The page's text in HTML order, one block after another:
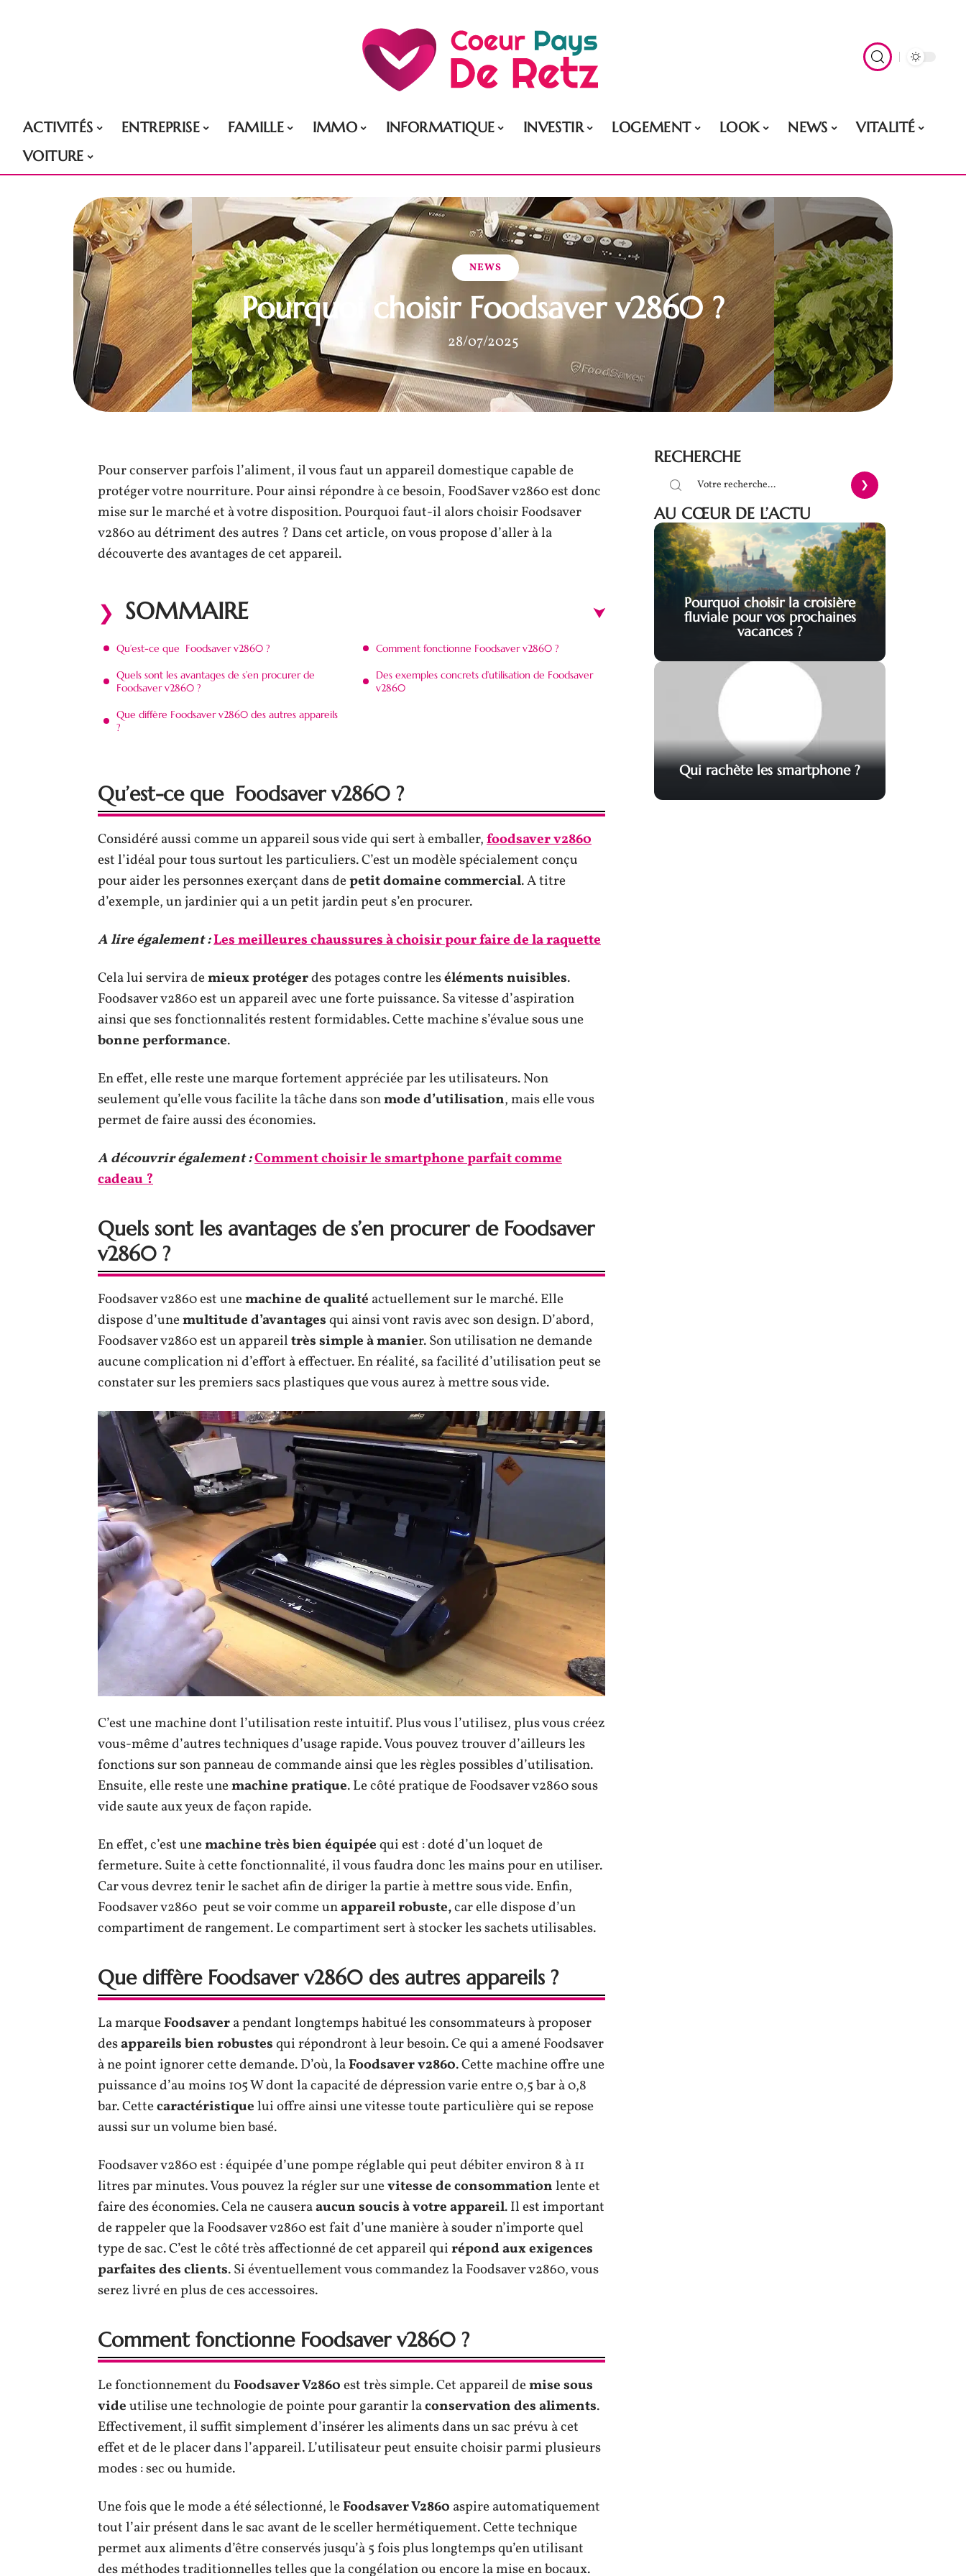
ACTIVITÉS ENTREPRISE FAMILLE IMMO INFORMATIQUE INVESTIR LOGEMENT LOOK NEWS
VITALITÉ
VOITURE
NEWS
Pourquoi choisir Foodsaver v2860 ?
28/07/2025
Pour conserver parfois l’aliment, il vous faut un appareil domestique capable de
protéger votre nourriture. Pour ainsi répondre à ce besoin, FoodSaver v2860 est donc
mise sur le marché et à votre disposition. Pourquoi faut-il alors choisir Foodsaver
v2860 au détriment des autres ? Dans cet article, on vous propose d’aller à la
découverte des avantages de cet appareil.
SOMMAIRE
Qu’est-ce que Foodsaver v2860 ?
Quels sont les avantages de s’en procurer de
Foodsaver v2860 ?
Que diffère Foodsaver v2860 des autres appareils
?
Comment fonctionne Foodsaver v2860 ?
Des exemples concrets d’utilisation de Foodsaver
v2860
Qu’est-ce que Foodsaver v2860 ?
Considéré aussi comme un appareil sous vide qui sert à emballer,foodsaver v2860
est l’idéal pour tous surtout les particuliers. C’est un modèle spécialement conçu
pour aider les personnes exerçant dans depetit domaine commercial. A titre
d’exemple, un jardinier qui a un petit jardin peut s’en procurer.
A lire également :Les meilleures chaussures à choisir pour faire de la raquette
Cela lui servira demieux protégerdes potages contre leséléments nuisibles.
Foodsaver v2860 est un appareil avec une forte puissance. Sa vitesse d’aspiration
ainsi que ses fonctionnalités restent formidables. Cette machine s’évalue sous une
bonne performance.
En effet, elle reste une marque fortement appréciée par les utilisateurs. Non
seulement qu’elle vous facilite la tâche dans sonmode d’utilisation, mais elle vous
permet de faire aussi des économies.
A découvrir également :Comment choisir le smartphone parfait comme
cadeau ?
Quels sont les avantages de s’en procurer de Foodsaver
v2860 ?
Foodsaver v2860 est unemachine de qualité actuellement sur le marché. Elle
dispose d’unemultitude d’avantagesqui ainsi vont ravis avec son design. D’abord,
Foodsaver v2860 est un appareiltrès simple à manier. Son utilisation ne demande
aucune complication ni d’effort à effectuer. En réalité, sa facilité d’utilisation peut se
constater sur les premiers sacs plastiques que vous aurez à mettre sous vide.
C’est une machine dont l’utilisation reste intuitif. Plus vous l’utilisez, plus vous créez
vous-même d’autres techniques d’usage rapide. Vous pouvez trouver d’ailleurs les
fonctions sur son panneau de commande ainsi que les règles possibles d’utilisation.
Ensuite, elle reste unemachine pratique. Le côté pratique de Foodsaver v2860 sous
vide saute aux yeux de façon rapide.
En effet, c’est unemachine très bien équipéequi est : doté d’un loquet de
fermeture. Suite à cette fonctionnalité, il vous faudra donc les mains pour en utiliser.
Car vous devrez tenir le sachet afin de diriger la partie à mettre sous vide. Enfin,
Foodsaver v2860 peut se voir comme unappareil robuste,car elle dispose d’un
compartiment de rangement. Le compartiment sert à stocker les sachets utilisables.
Que diffère Foodsaver v2860 des autres appareils ?
La marqueFoodsavera pendant longtemps habitué les consommateurs à proposer
desappareils bien robustesqui répondront à leur besoin. Ce qui a amené Foodsaver
à ne point ignorer cette demande. D’où, laFoodsaver v2860. Cette machine offre une
puissance d’au moins 105 W dont la capacité de dépression varie entre 0,5 bar à 0,8
bar. Cettecaractéristiquelui offre ainsi une vitesse toute particulière qui se repose
aussi sur un volume bien basé.
Foodsaver v2860 est : équipée d’une pompe réglable qui peut débiter environ 8 à 11
litres par minutes. Vous pouvez la régler sur unevitesse de consommationlente et
faire des économies. Cela ne causeraaucun soucis à votre appareil. Il est important
de rappeler que la Foodsaver v2860 est fait d’une manière à souder n’importe quel
type de sac. C’est le côté très affectionné de cet appareil quirépond aux exigences
parfaites des clients. Si éventuellement vous commandez la Foodsaver v2860, vous
serez livré en plus de ces accessoires.
Comment fonctionne Foodsaver v2860 ?
Le fonctionnement duFoodsaver V2860est très simple. Cet appareil demise sous
videutilise une technologie de pointe pour garantir laconservation des aliments.
Effectivement, il suffit simplement d’insérer les aliments dans un sac prévu à cet
effet et de le placer dans l’appareil. L’utilisateur peut ensuite choisir parmi plusieurs
modes : sec ou humide.
Une fois que le mode a été sélectionné, leFoodsaver V2860 aspire automatiquement
tout l’air présent dans le sac avant de le sceller hermétiquement. Cette technique
permet aux aliments d’être conservés jusqu’à 5 fois plus longtemps qu’en utilisant
des méthodes traditionnelles telles que la congélation ou encore la mise en bocaux.
RECHERCHE
AU CŒUR DE L’ACTU
Pourquoi choisir la croisière
fluviale pour vos prochaines
vacances ?
Qui rachète les smartphone ?